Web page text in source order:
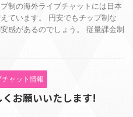
制の海外ライブチャットには日本
ています。 円安でもチップ制な
感があるのでしょう。 従量課金制
ャット情報
お願いいたします!